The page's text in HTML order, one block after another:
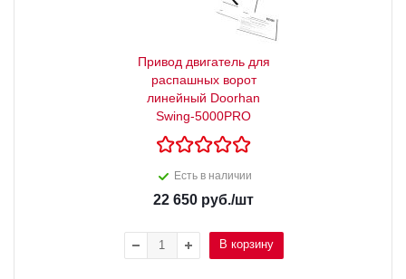
Привод двигатель для
распашных ворот
линейный Doorhan
Swing-5000PRO
Есть в наличии
22 650 руб./шт
В корзину